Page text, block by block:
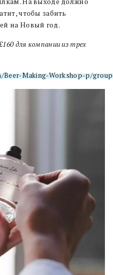
чтобы забить
на Новый год.
для компании из трех
Making-Workshop-p/